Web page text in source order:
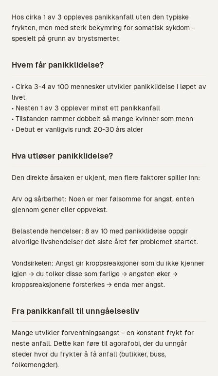
Hos cirka 1 av 3 oppleves panikkanfall uten den typiske
frykten, men med sterk bekymring for somatisk sykdom -
spesielt på grunn av brystsmerter.
Hvem får panikklidelse?
• Cirka 3-4 av 100 mennesker utvikler panikklidelse i løpet av
livet
• Nesten 1 av 3 opplever minst ett panikkanfall
• Tilstanden rammer dobbelt så mange kvinner som menn
• Debut er vanligvis rundt 20-30 års alder
Hva utløser panikklidelse?
Den direkte årsaken er ukjent, men flere faktorer spiller inn:
Arv og sårbarhet: Noen er mer følsomme for angst, enten
gjennom gener eller oppvekst.
Belastende hendelser: 8 av 10 med panikklidelse oppgir
alvorlige livshendelser det siste året før problemet startet.
Vondsirkelen: Angst gir kroppsreaksjoner som du ikke kjenner
igjen → du tolker disse som farlige → angsten øker →
kroppsreaksjonene forsterkes → enda mer angst.
Fra panikkanfall til unngåelsesliv
Mange utvikler forventningsangst - en konstant frykt for
neste anfall. Dette kan føre til agorafobi, der du unngår
steder hvor du frykter å få anfall (butikker, buss,
folkemengder).